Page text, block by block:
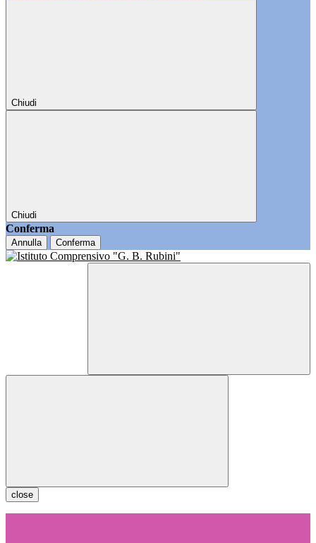
Chiudi
Chiudi
Conferma
Annulla Conferma
close